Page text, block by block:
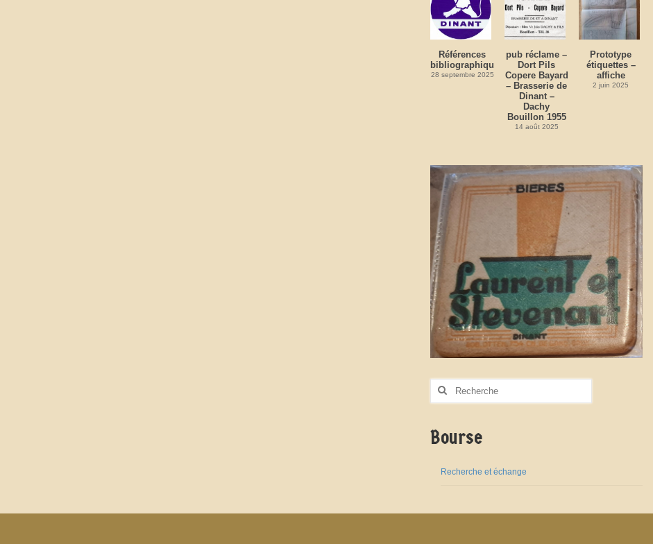
Références
bibliographiques
28 septembre 2025
pub réclame –
Dort Pils
Copere Bayard
– Brasserie de
Dinant –
Dachy
Bouillon 1955
14 août 2025
Prototype
étiquettes –
affiche
2 juin 2025
Rechercher
Bourse
Recherche et échange